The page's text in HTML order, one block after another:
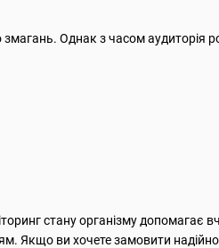
змагань. Однак з часом аудиторія
стану організму допомагає
Якщо ви хочете замовити